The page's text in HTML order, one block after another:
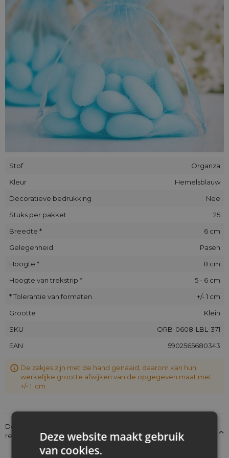
Stof
Organza
Kleur
Hemelsblauw
Decoratieve bedrukking
Nee
Stuks per pakket
25
Breedte *
6 cm
Gelegenheid
Pasen
Hoogte *
8 cm
Hoogte van trekstrip *
5 - 6 cm
* Tolerantie van formaten
+/- 1 cm
Grootte
Klein
SKU
ORB-0608-LBL-371
EAN
5902565680343
De zakjes zijn met de hand genaaid, daarom kan hun
werkelijke grootte afwijken van de opgegeven maat met
+/- 1 cm
Details over de conformiteit van het product met de
regelgeving: Productverantwoordelijkheid
Deze website maakt gebruik
van cookies.